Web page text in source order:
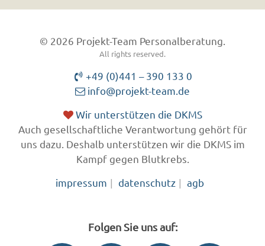
© 2026 Projekt-Team Personalberatung.
All rights reserved.
+49 (0)441 – 390 133 0
info@projekt-team.de
Wir unterstützen die DKMS
Auch gesellschaftliche Verantwortung gehört für
uns dazu. Deshalb unterstützen wir die DKMS im
Kampf gegen Blutkrebs.
impressum
datenschutz agb
Folgen Sie uns auf: